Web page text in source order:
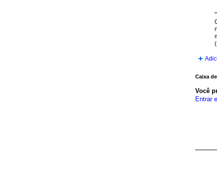
Caixa
Você
Entrar